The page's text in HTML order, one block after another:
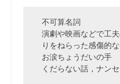
不可算名詞
演劇や映画などで工
りをねらった感傷的
お涙ちょうだいの手
くだらない話，ナン